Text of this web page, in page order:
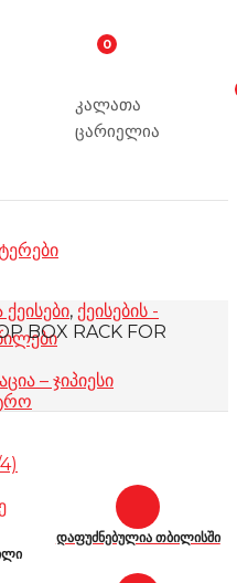
0
კალათა
ცარიელია
– ჯიპიესი
, ქეისების -
BOX RACK FOR
დაფუძნებულია თბილისში